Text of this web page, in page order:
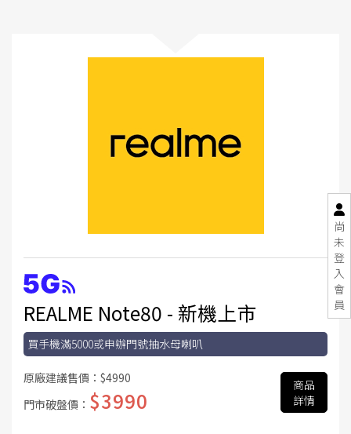
尚
未
登
入
會
員
REALME Note80 - 新機上市
買手機滿5000或申辦門號抽水母喇叭
原廠建議售價： $4990
門市破盤價： $3990
商品
詳情